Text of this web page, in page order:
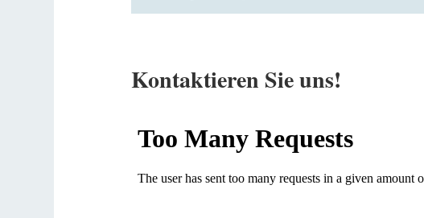
Kontaktieren Sie uns!